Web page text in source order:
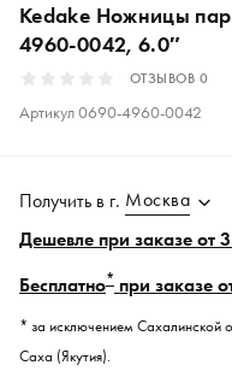
Kedake Ножницы
4960-0042, 6.0″
ОТЗЫВОВ 0
Артикул0690-4960-0042
Получить в г. Москва
Дешевле при заказе от
Бесплатно* при заказе
* за исключением Сахалинской
Саха (Якутия).